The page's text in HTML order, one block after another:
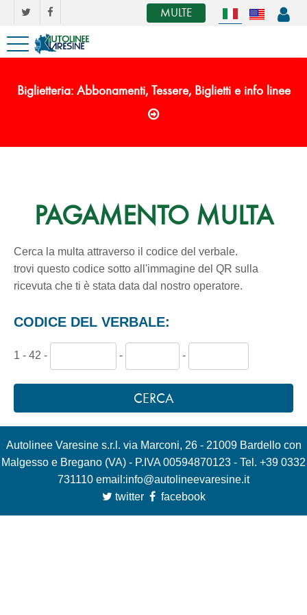
MULTE
Biglietteria: Abbonamenti, Tessere, Biglietti e info linee
PAGAMENTO MULTA
Cerca la multa attraverso il codice del verbale.
trovi questo codice sotto all'immagine del QR sulla
ricevuta che ti è stata data dal nostro operatore.
CODICE DEL VERBALE:
1 - 42 - - -
CERCA
Autolinee Varesine s.r.l. via Marconi, 26 - 21009 Bardello con
Malgesso e Bregano (VA) - P.IVA 00594870123 - Tel. +39 0332
731110 email:info@autolineevaresine.it
twitter
facebook